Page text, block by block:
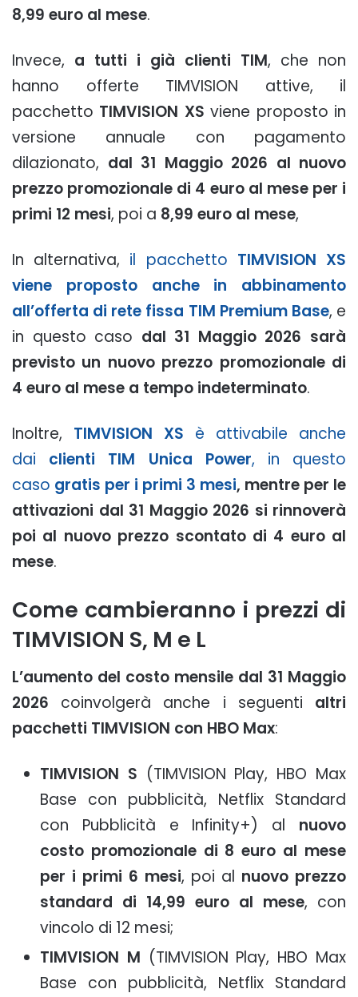
8,99 euro al mese.
Invece, a tutti i già clienti TIM, che non
hanno offerte TIMVISION attive, il
pacchetto TIMVISION XS viene proposto in
versione annuale con pagamento
dilazionato, dal 31 Maggio 2026 al nuovo
prezzo promozionale di 4 euro al mese per i
primi 12 mesi, poi a 8,99 euro al mese,
In alternativa, il pacchetto TIMVISION XS
viene proposto anche in abbinamento
all’offerta di rete fissa TIM Premium Base, e
in questo caso dal 31 Maggio 2026 sarà
previsto un nuovo prezzo promozionale di
4 euro al mese a tempo indeterminato.
Inoltre, TIMVISION XS è attivabile anche
dai clienti TIM Unica Power, in questo
caso gratis per i primi 3 mesi, mentre per le
attivazioni dal 31 Maggio 2026 si rinnoverà
poi al nuovo prezzo scontato di 4 euro al
mese.
Come cambieranno i prezzi di
TIMVISION S, M e L
L’aumento del costo mensile dal 31 Maggio
2026 coinvolgerà anche i seguenti altri
pacchetti TIMVISION con HBO Max:
TIMVISION S (TIMVISION Play, HBO Max
Base con pubblicità, Netflix Standard
con Pubblicità e Infinity+) al nuovo
costo promozionale di 8 euro al mese
per i primi 6 mesi, poi al nuovo prezzo
standard di 14,99 euro al mese, con
vincolo di 12 mesi;
TIMVISION M (TIMVISION Play, HBO Max
Base con pubblicità, Netflix Standard